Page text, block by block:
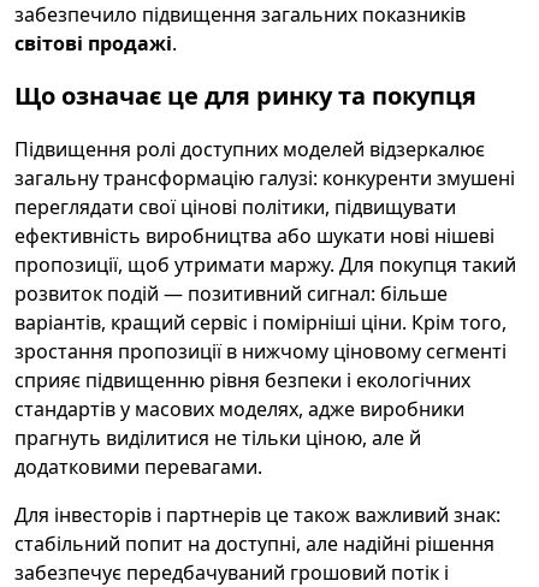
забезпечило підвищення загальних показників
світові продажі.
Що означає це для ринку та покупця
Підвищення ролі доступних моделей відзеркалює
загальну трансформацію галузі: конкуренти змушені
переглядати свої цінові політики, підвищувати
ефективність виробництва або шукати нові нішеві
пропозиції, щоб утримати маржу. Для покупця такий
розвиток подій — позитивний сигнал: більше
варіантів, кращий сервіс і помірніші ціни. Крім того,
зростання пропозиції в нижчому ціновому сегменті
сприяє підвищенню рівня безпеки і екологічних
стандартів у масових моделях, адже виробники
прагнуть виділитися не тільки ціною, але й
додатковими перевагами.
Для інвесторів і партнерів це також важливий знак:
стабільний попит на доступні, але надійні рішення
забезпечує передбачуваний грошовий потік і